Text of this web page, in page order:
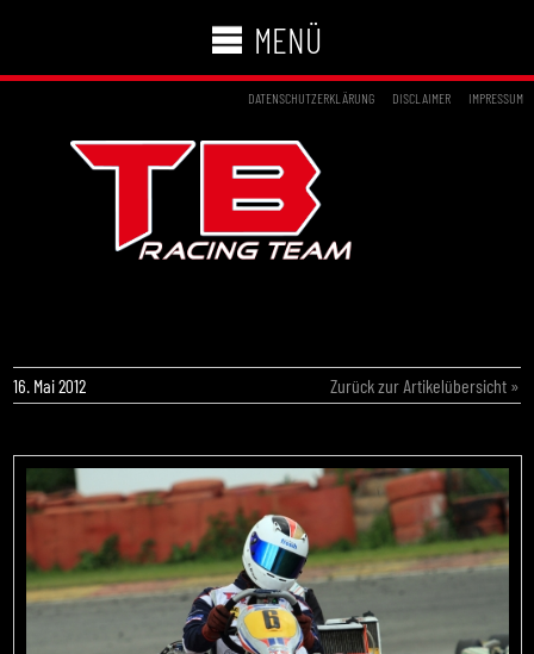
MENÜ
DATENSCHUTZERKLÄRUNG DISCLAIMER IMPRESSUM
16. Mai 2012 Zurück zur Artikelübersicht »